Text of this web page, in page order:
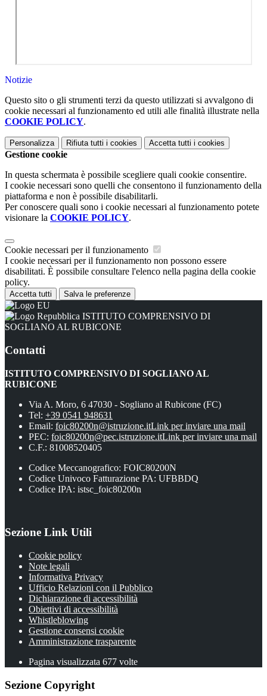
Notizie
Questo sito o gli strumenti terzi da questo utilizzati si avvalgono di
cookie necessari al funzionamento ed utili alle finalità illustrate nella
COOKIE POLICY.
Personalizza Rifiuta tutti i cookies Accetta tutti i cookies
Gestione cookie
In questa schermata è possibile scegliere quali cookie consentire.
I cookie necessari sono quelli che consentono il funzionamento della
piattaforma e non è possibile disabilitarli.
Per conoscere quali sono i cookie necessari al funzionamento potete
visionare la COOKIE POLICY.
Cookie necessari per il funzionamento
I cookie necessari per il funzionamento non possono essere
disabilitati. È possibile consultare l'elenco nella pagina della cookie
policy.
Accetta tutti Salva le preferenze
ISTITUTO COMPRENSIVO DI
SOGLIANO AL RUBICONE
Contatti
ISTITUTO COMPRENSIVO DI SOGLIANO AL
RUBICONE
Via A. Moro, 6 47030 - Sogliano al Rubicone (FC)
Tel: +39 0541 948631
Email: foic80200n@istruzione.itLink per inviare una mail
PEC: foic80200n@pec.istruzione.itLink per inviare una mail
C.F.: 81008520405
Codice Meccanografico: FOIC80200N
Codice Univoco Fatturazione PA: UFBBDQ
Codice IPA: istsc_foic80200n
Sezione Link Utili
Cookie policy
Note legali
Informativa Privacy
Ufficio Relazioni con il Pubblico
Dichiarazione di accessibilità
Obiettivi di accessibilità
Whistleblowing
Gestione consensi cookie
Amministrazione trasparente
Pagina visualizzata 677 volte
Sezione Copyright